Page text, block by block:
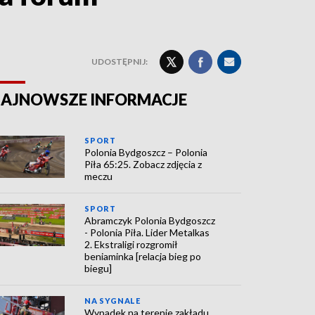
UDOSTĘPNIJ:
INFORMACJE
SPORT
Polonia Bydgoszcz – Polonia
Piła 65:25. Zobacz zdjęcia z
meczu
SPORT
Abramczyk Polonia Bydgoszcz
- Polonia Piła. Lider Metalkas
2. Ekstraligi rozgromił
beniaminka [relacja bieg po
biegu]
NA SYGNALE
Wypadek na terenie zakładu